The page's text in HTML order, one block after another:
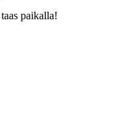
paikalla!